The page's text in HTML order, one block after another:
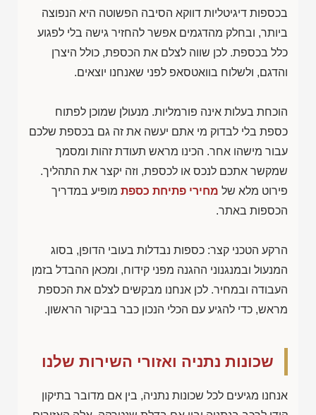
בכספות דיגיטליות דווקא הסיבה הפשוטה היא הנפוצה
ביותר, ובחלק מהדגמים אפשר להחזיר גישה בלי לפגוע
כלל בכספת. לכן שווה לצלם את הכספת, כולל היצרן
והדגם, ולשלוח בוואטסאפ לפני שאנחנו יוצאים.
הוכחת בעלות אינה פורמליות. מנעולן שמוכן לפתוח
כספת בלי לבדוק מי אתם יעשה את זה גם בכספת שלכם
עבור מישהו אחר. הכינו מראש תעודת זהות ומסמך
שמקשר אתכם לנכס או לכספת, וזה יקצר את התהליך.
פירוט מלא של מחירי פתיחת כספת מופיע במדריך
הכספות באתר.
הרקע הטכני קצר: כספות נבדלות בעובי הדופן, בסוג
המנעול ובמנגנוני ההגנה מפני קידוח, ומכאן ההבדל בזמן
העבודה ובמחיר. לכן אנחנו מבקשים לצלם את הכספת
מראש, כדי להגיע עם הכלי הנכון כבר בביקור הראשון.
שכונות נתניה ואזורי השירות שלנו
אנחנו מגיעים לכל שכונות נתניה, בין אם מדובר בתיקון